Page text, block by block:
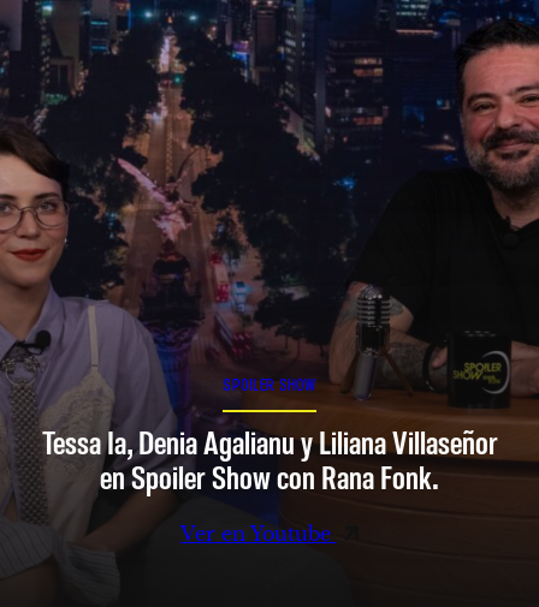
SPOILER SHOW
Tessa Ia, Denia Agalianu y Liliana Villaseñor
en Spoiler Show con Rana Fonk.
Ver en Youtube